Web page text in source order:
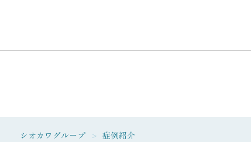
シオカワグループ 症例紹介